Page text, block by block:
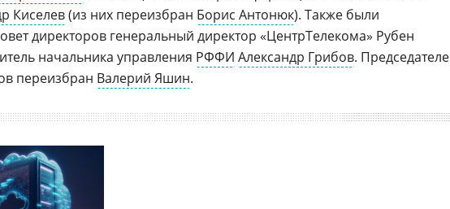
Киселев(из них переизбран Борис Антонюк). Также были
директоров генеральный директор «ЦентрТелекома» Рубен
начальника управления РФФИ Александр Грибов.
переизбран Валерий Яшин.